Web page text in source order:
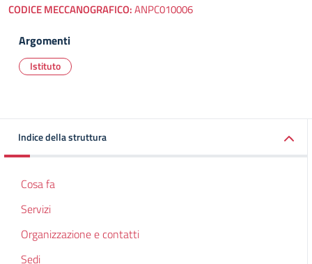
CODICE MECCANOGRAFICO:ANPC010006
Argomenti
Istituto
Indice della struttura
Cosa fa
Servizi
Organizzazione e contatti
Sedi